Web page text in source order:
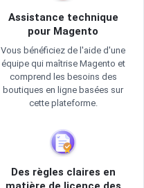
Assistance technique
pour Magento
Vous bénéficiez de l'aide d'une
équipe qui maîtrise Magento et
comprend les besoins des
boutiques en ligne basées sur
cette plateforme.
Des règles claires en